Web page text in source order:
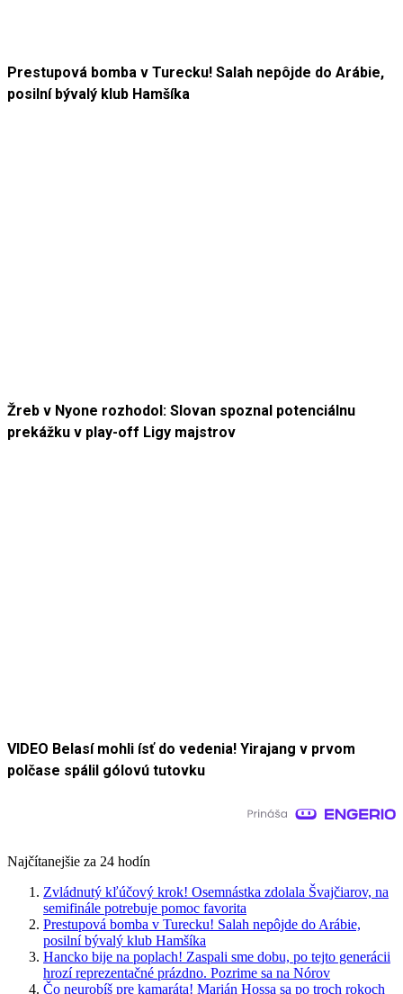
Prestupová bomba v Turecku! Salah nepôjde do Arábie,
posilní bývalý klub Hamšíka
Žreb v Nyone rozhodol: Slovan spoznal potenciálnu
prekážku v play-off Ligy majstrov
VIDEO Belasí mohli ísť do vedenia! Yirajang v prvom
polčase spálil gólovú tutovku
Najčítanejšie za 24 hodín
Zvládnutý kľúčový krok! Osemnástka zdolala Švajčiarov, na
semifinále potrebuje pomoc favorita
Prestupová bomba v Turecku! Salah nepôjde do Arábie,
posilní bývalý klub Hamšíka
Hancko bije na poplach! Zaspali sme dobu, po tejto generácii
hrozí reprezentačné prázdno. Pozrime sa na Nórov
Čo neurobíš pre kamaráta! Marián Hossa sa po troch rokoch